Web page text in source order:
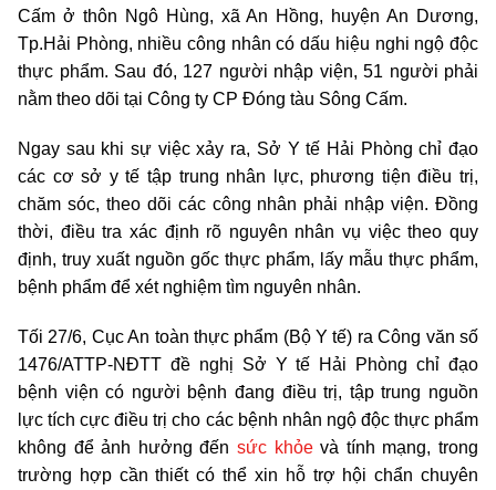
Cấm ở thôn Ngô Hùng, xã An Hồng, huyện An Dương,
Tp.Hải Phòng, nhiều công nhân có dấu hiệu nghi ngộ độc
thực phẩm. Sau đó, 127 người nhập viện, 51 người phải
nằm theo dõi tại Công ty CP Đóng tàu Sông Cấm.
Ngay sau khi sự việc xảy ra, Sở Y tế Hải Phòng chỉ đạo
các cơ sở y tế tập trung nhân lực, phương tiện điều trị,
chăm sóc, theo dõi các công nhân phải nhập viện. Đồng
thời, điều tra xác định rõ nguyên nhân vụ việc theo quy
định, truy xuất nguồn gốc thực phẩm, lấy mẫu thực phẩm,
bệnh phẩm để xét nghiệm tìm nguyên nhân.
Tối 27/6, Cục An toàn thực phẩm (Bộ Y tế) ra Công văn số
1476/ATTP-NĐTT đề nghị Sở Y tế Hải Phòng chỉ đạo
bệnh viện có người bệnh đang điều trị, tập trung nguồn
lực tích cực điều trị cho các bệnh nhân ngộ độc thực phẩm
không để ảnh hưởng đến sức khỏevà tính mạng, trong
trường hợp cần thiết có thể xin hỗ trợ hội chẩn chuyên